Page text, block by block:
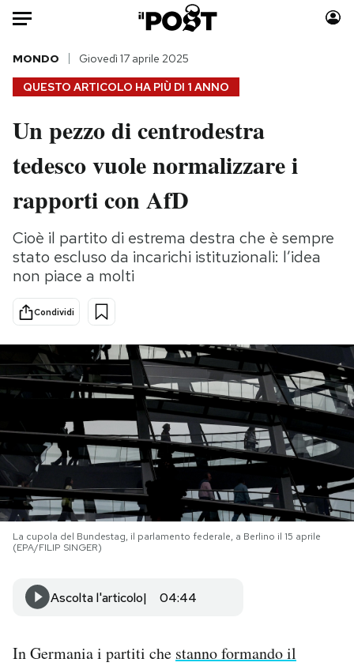
Auto
HOME
Italia
Politica
Tecnologia
Scienza
Cultura
Sport
Moda
Consumismi
Media
PODCAST
NEWSLETTER
I MIEI PREFERITI
SHOP
CALENDARIO
AREA PERSONALE
QUESTO ARTICOLO HA PIÙ DI 1 ANNO
MONDO Giovedì 17 aprile 2025
Un pezzo di centrodestra
tedesco vuole normalizzare i
rapporti con AfD
Cioè il partito di estrema destra che è sempre
stato escluso da incarichi istituzionali: l’idea
non piace a molti
Condividi
La cupola del Bundestag, il parlamento federale, a Berlino il 15 aprile
(EPA/FILIP SINGER)
Ascolta l'articolo 04:44
In Germania i partiti che stanno formando il